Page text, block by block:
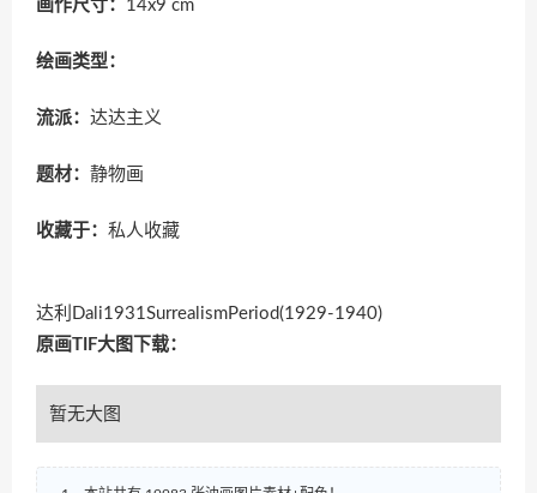
画作尺寸： 14x9 cm
绘画类型：
流派： 达达主义
题材： 静物画
收藏于： 私人收藏
达利Dali1931SurrealismPeriod(1929-1940)
原画TIF大图下载：
暂无大图